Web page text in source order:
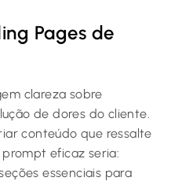
Pages de
clareza sobre
de dores do cliente.
conteúdo que ressalte
eficaz seria:
essenciais para